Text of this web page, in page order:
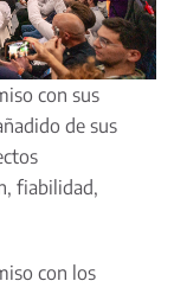
con sus
de sus
fiabilidad,
con los